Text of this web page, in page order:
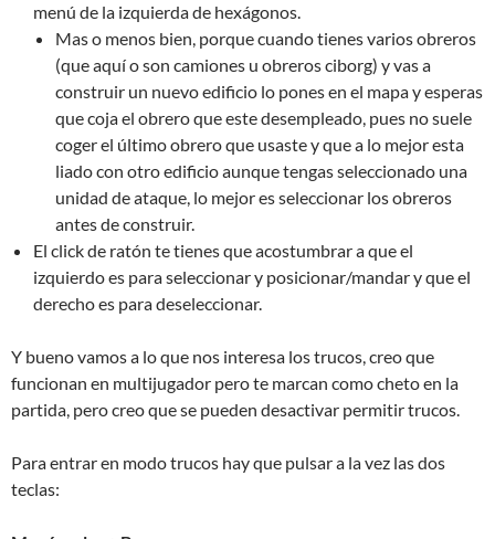
menú de la izquierda de hexágonos.
Mas o menos bien, porque cuando tienes varios obreros
(que aquí o son camiones u obreros ciborg) y vas a
construir un nuevo edificio lo pones en el mapa y esperas
que coja el obrero que este desempleado, pues no suele
coger el último obrero que usaste y que a lo mejor esta
liado con otro edificio aunque tengas seleccionado una
unidad de ataque, lo mejor es seleccionar los obreros
antes de construir.
El click de ratón te tienes que acostumbrar a que el
izquierdo es para seleccionar y posicionar/mandar y que el
derecho es para deseleccionar.
Y bueno vamos a lo que nos interesa los trucos, creo que
funcionan en multijugador pero te marcan como cheto en la
partida, pero creo que se pueden desactivar permitir trucos.
Para entrar en modo trucos hay que pulsar a la vez las dos
teclas: